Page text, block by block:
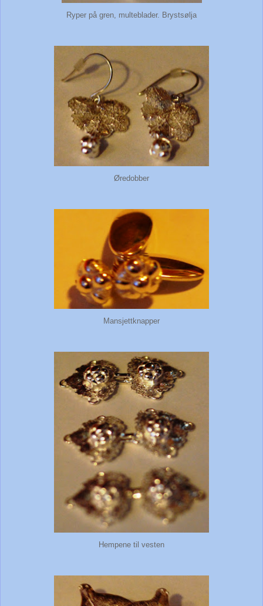
Ryper på gren, multeblader. Brystsølja
Øredobber
Mansjettknapper
Hempene til vesten